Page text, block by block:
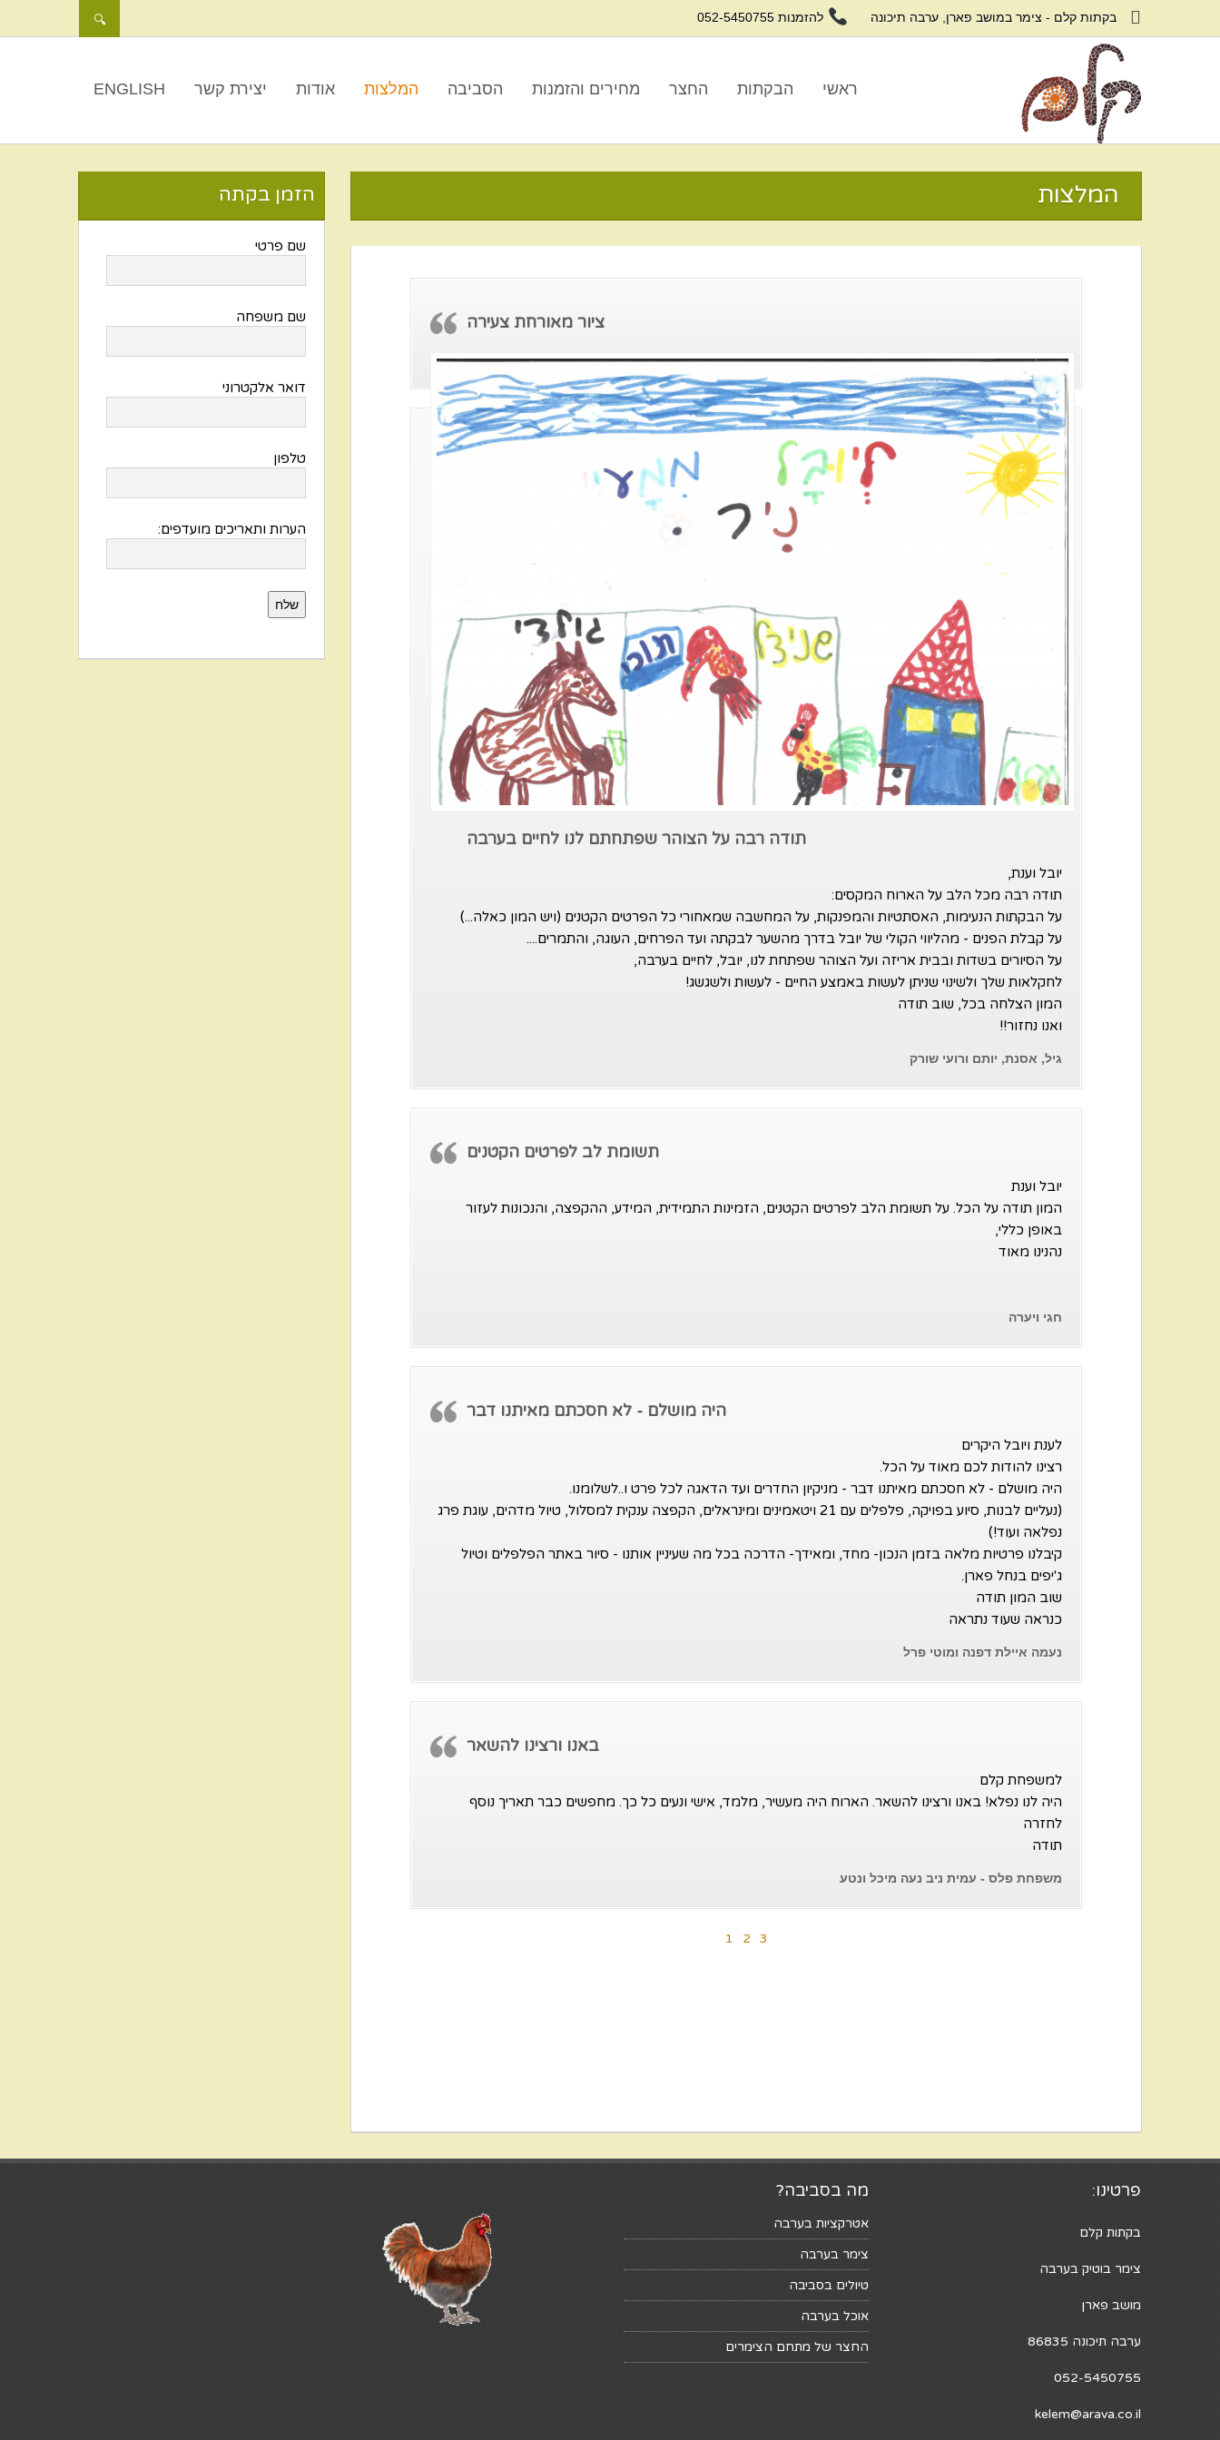
 בקתות קלם - צימר במושב פארן, ערבה תיכונה להזמנות 052-5450755
ראשי הבקתות החצר מחירים והזמנות הסביבה המלצות אודות יצירת קשר ENGLISH
המלצות
ציור מאורחת צעירה
תודה רבה על הצוהר שפתחתם לנו לחיים בערבה
יובל וענת,
תודה רבה מכל הלב על הארוח המקסים:
על הבקתות הנעימות, האסתטיות והמפנקות, על המחשבה שמאחורי כל הפרטים הקטנים (ויש המון כאלה...)
על קבלת הפנים - מהליווי הקולי של יובל בדרך מהשער לבקתה ועד הפרחים, העוגה, והתמרים....
על הסיורים בשדות ובבית אריזה ועל הצוהר שפתחת לנו, יובל, לחיים בערבה,
לחקלאות שלך ולשינוי שניתן לעשות באמצע החיים - לעשות ולשגשג!
המון הצלחה בכל, שוב תודה
ואנו נחזור!!
גיל, אסנת, יותם ורועי שורק
תשומת לב לפרטים הקטנים
יובל וענת
המון תודה על הכל. על תשומת הלב לפרטים הקטנים, הזמינות התמידית, המידע, ההקפצה, והנכונות לעזור
באופן כללי,
נהנינו מאוד
חגי ויערה
היה מושלם - לא חסכתם מאיתנו דבר
לענת ויובל היקרים
רצינו להודות לכם מאוד על הכל.
היה מושלם - לא חסכתם מאיתנו דבר - מניקיון החדרים ועד הדאגה לכל פרט ו..לשלומנו.
(נעליים לבנות, סיוע בפויקה, פלפלים עם 21 ויטאמינים ומינראלים, הקפצה ענקית למסלול, טיול מדהים, עוגת פרג
נפלאה ועוד!)
קיבלנו פרטיות מלאה בזמן הנכון- מחד, ומאידך- הדרכה בכל מה שעיניין אותנו - סיור באתר הפלפלים וטיול
ג'יפים בנחל פארן.
שוב המון תודה
כנראה שעוד נתראה
נעמה איילת דפנה ומוטי פרל
באנו ורצינו להשאר
למשפחת קלם
היה לנו נפלא! באנו ורצינו להשאר. הארוח היה מעשיר, מלמד, אישי ונעים כל כך. מחפשים כבר תאריך נוסף
לחזרה
תודה
משפחת פלס - עמית ניב נעה מיכל ונטע
1 2 3
הזמן בקתה
שם פרטי
שם משפחה
דואר אלקטרוני
טלפון
הערות ותאריכים מועדפים:
פרטינו:
בקתות קלם
צימר בוטיק בערבה
מושב פארן
ערבה תיכונה 86835
052-5450755
kelem@arava.co.il
מה בסביבה?
אטרקציות בערבה
צימר בערבה
טיולים בסביבה
אוכל בערבה
החצר של מתחם הצימרים